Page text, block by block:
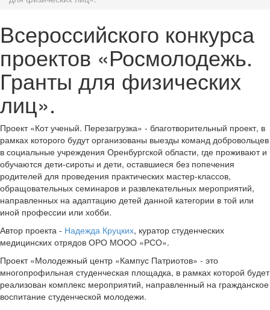
Всероссийского конкурса
проектов «Росмолодежь.
Гранты для физических
лиц».
Проект «Кот ученый. Перезагрузка» - благотворительный проект, в
рамках которого будут организованы выезды команд добровольцев
в социальные учреждения Оренбургской области, где проживают и
обучаются дети-сироты и дети, оставшиеся без попечения
родителей для проведения практических мастер-классов,
обращовательных семинаров и развлекательных мероприятий,
направленных на адаптацию детей данной категории в той или
иной профессии или хобби.
Автор проекта - Надежда Круцких, куратор студенческих
медицинских отрядов ОРО МООО «РСО».
Проект «Молодежный центр «Кампус Патриотов» - это
многопрофильная студенческая площадка, в рамках которой будет
реализован комплекс мероприятий, направленный на гражданское
воспитание студенческой молодежи.